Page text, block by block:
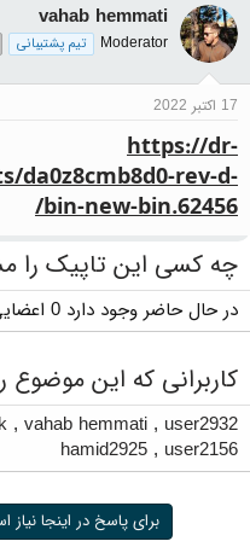
vahab hemmati
Moderator تیم پشتیبانی
17 اکتبر 2022
https://dr-
da0z8cmb8d0-rev-d-
bin-new-bin.62456/
چه کسی این تاپیک را
در حال حاضر وجود دارد 0 اعضایی که این موضوع را مشاهده می کنند
کاربرانی که این موضوع
user2932
,
vahab hemmati
,
user2156
,
hamid2925
برای پاسخ در اینجا